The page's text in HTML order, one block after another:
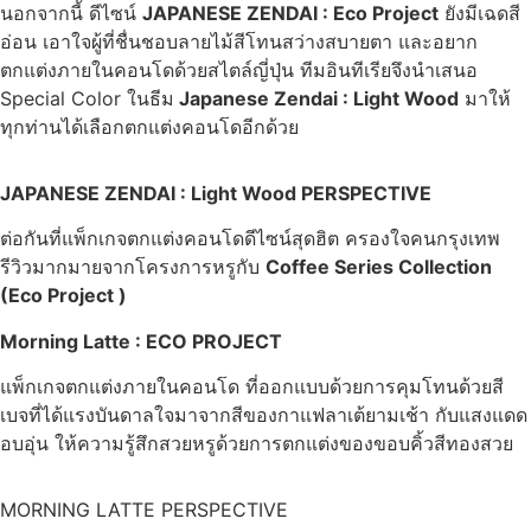
นอกจากนี้ ดีไซน์ JAPANESE ZENDAI : Eco Project ยังมีเฉดสี
อ่อน เอาใจผู้ที่ชื่นชอบลายไม้สีโทนสว่างสบายตา และอยาก
ตกแต่งภายในคอนโดด้วยสไตล์ญี่ปุ่น ทีมอินทีเรียจึงนำเสนอ
Special Color ในธีม Japanese Zendai : Light Wood มาให้
ทุกท่านได้เลือกตกแต่งคอนโดอีกด้วย
JAPANESE ZENDAI : Light Wood PERSPECTIVE
ต่อกันที่แพ็กเกจตกแต่งคอนโดดีไซน์สุดฮิต ครองใจคนกรุงเทพ
รีวิวมากมายจากโครงการหรูกับ Coffee Series Collection
(Eco Project )
Morning Latte : ECO PROJECT
แพ็กเกจตกแต่งภายในคอนโด ที่ออกแบบด้วยการคุมโทนด้วยสี
เบจที่ได้แรงบันดาลใจมาจากสีของกาแฟลาเต้ยามเช้า กับแสงแดด
อบอุ่น ให้ความรู้สึกสวยหรูด้วยการตกแต่งของขอบคิ้วสีทองสวย
MORNING LATTE PERSPECTIVE